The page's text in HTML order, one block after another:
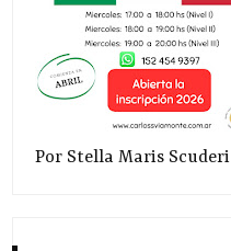
Por Stella Maris Scuderi